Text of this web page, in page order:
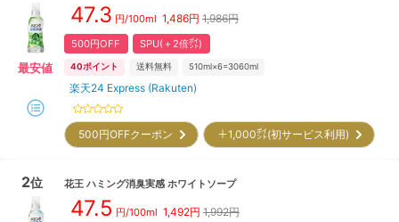
最安値
47.3 円/100ml 1,486円 1,986円
500円OFF SPU(＋2倍㌽)
40ポイント 送料無料 510ml×6=3060ml
楽天24 Express (Rakuten)
500円OFFクーポン ＋1,000㌽(初サービス利用)
2位 花王 ハミング消臭実感 ホワイトソープ
47.5 円/100ml 1,492円 1,992円